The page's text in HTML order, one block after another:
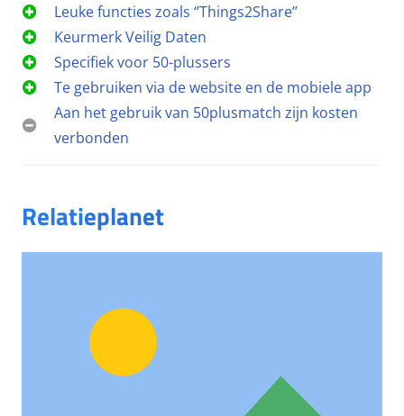
Leuke functies zoals ‘’Things2Share’’
Keurmerk Veilig Daten
Specifiek voor 50-plussers
Te gebruiken via de website en de mobiele app
Aan het gebruik van 50plusmatch zijn kosten
verbonden
Relatieplanet